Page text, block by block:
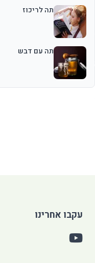
תה לריכוז
תה עם דבש
עקבו אחרינו